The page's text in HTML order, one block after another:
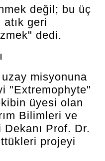
değil; bu üç
geri
dedi.
misyonuna
"Extremophyte"
üyesi olan
Bilimleri ve
Prof. Dr.
projeyi